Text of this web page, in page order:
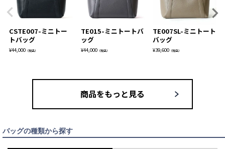
CSTE007-ミニトー
トバッグ
¥44,000 （税込）
TE015-ミニトートバ
ッグ
¥44,000 （税込）
TE007SL-ミニトート
バッグ
¥39,600 （税込）
商品をもっと見る
バッグの種類から探す